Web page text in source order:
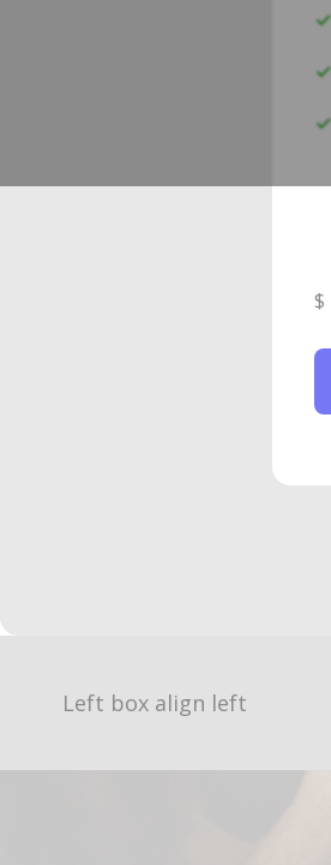
$
Left box align left